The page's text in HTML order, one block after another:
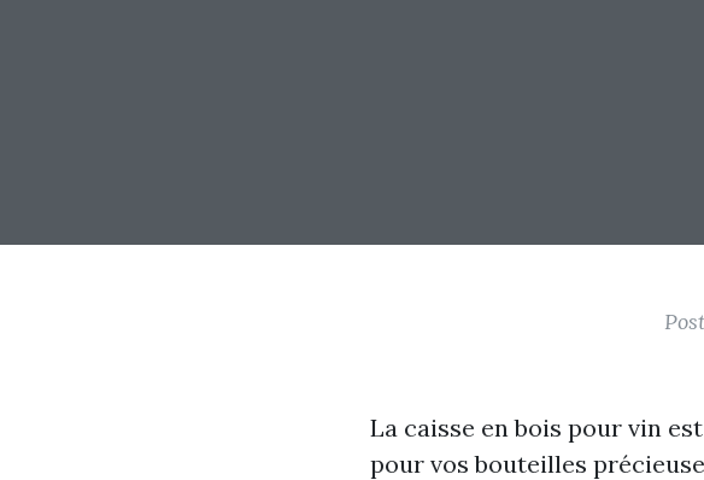
La caisse en bois pour vin
pour vos bouteilles